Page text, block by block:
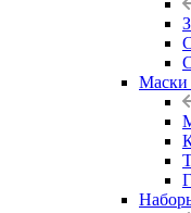
Маски